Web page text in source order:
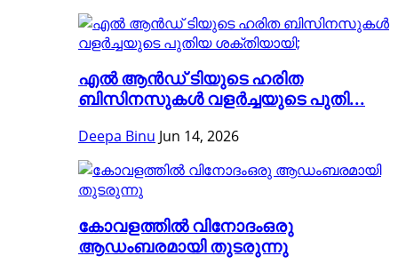
എൽ ആൻഡ് ടിയുടെ ഹരിത
ബിസിനസുകൾ വളർച്ചയുടെ പുതി...
Deepa Binu Jun 14, 2026
കോവളത്തിൽ വിനോദംഒരു
ആഡംബരമായി തുടരുന്നു